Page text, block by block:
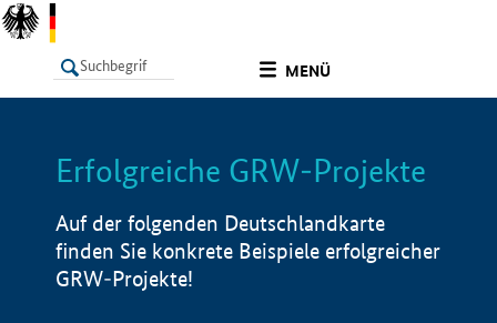
MENÜ
LISTE Info
Erfolgreiche GRW-Projekte
Auf der folgenden Deutschlandkarte
finden Sie konkrete Beispiele erfolgreicher
GRW-Projekte!